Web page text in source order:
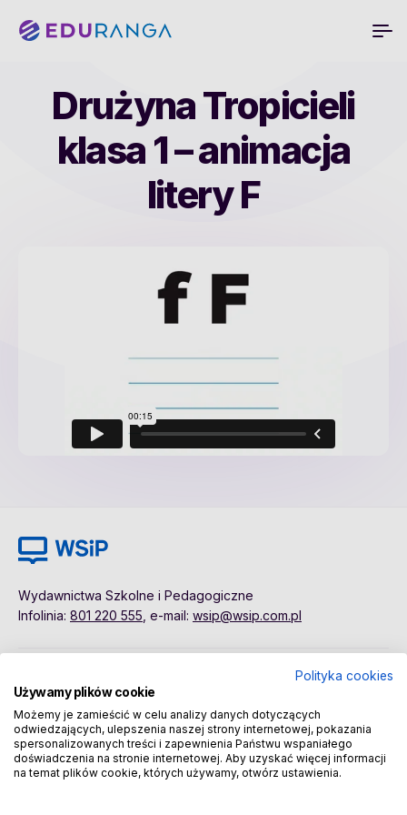
Drużyna Tropicieli
klasa 1 – animacja
litery F
Wydawnictwa Szkolne i Pedagogiczne
Infolinia: 801 220 555 , e-mail: wsip@wsip.com.pl
Dane osobowe
Regulamin
Pierwsze kroki
Sklep
Polityka cookies
Używamy plików cookie
Możemy je zamieścić w celu analizy danych dotyczących
odwiedzających, ulepszenia naszej strony internetowej, pokazania
spersonalizowanych treści i zapewnienia Państwu wspaniałego
doświadczenia na stronie internetowej. Aby uzyskać więcej informacji
na temat plików cookie, których używamy, otwórz ustawienia.